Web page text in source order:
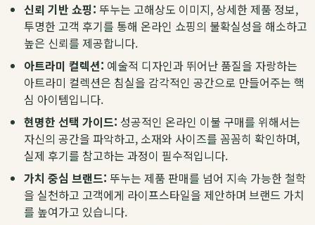
신뢰 기반 쇼핑: 뚜누는 고해상도 이미지, 상세한 제품 정보,
투명한 고객 후기를 통해 온라인 쇼핑의 불확실성을 해소하고
높은 신뢰를 제공합니다.
아트라미 컬렉션: 예술적 디자인과 뛰어난 품질을 자랑하는
아트라미 컬렉션은 침실을 감각적인 공간으로 만들어주는 핵
심 아이템입니다.
현명한 선택 가이드: 성공적인 온라인 이불 구매를 위해서는
자신의 공간을 파악하고, 소재와 사이즈를 꼼꼼히 확인하며,
실제 후기를 참고하는 과정이 필수적입니다.
가치 중심 브랜드: 뚜누는 제품 판매를 넘어 지속 가능한 철학
을 실천하고 고객에게 라이프스타일을 제안하며 브랜드 가치
를 높여가고 있습니다.